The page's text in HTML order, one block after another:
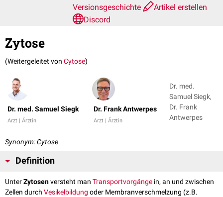
Versionsgeschichte
Artikel erstellen
Discord
Zytose
(Weitergeleitet von Cytose)
Dr. med. Samuel Siegk
Arzt | Ärztin
Dr. Frank Antwerpes
Arzt | Ärztin
Dr. med.
Samuel Siegk,
Dr. Frank
Antwerpes
Synonym: Cytose
Definition
UnterZytosenversteht man Transportvorgänge in, an und zwischen
Zellen durch Vesikelbildung oder Membranverschmelzung (z.B.